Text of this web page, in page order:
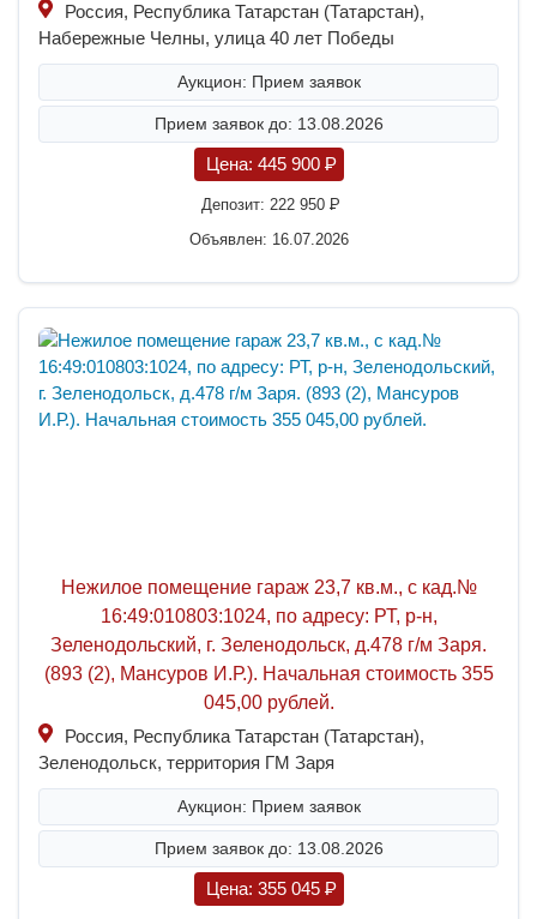
Россия, Республика Татарстан (Татарстан),
Набережные Челны, улица 40 лет Победы
Аукцион: Прием заявок
Прием заявок до: 13.08.2026
Цена: 445 900 P
Депозит: 222 950 P
Объявлен: 16.07.2026
Нежилое помещение гараж 23,7 кв.м., с кад.№
16:49:010803:1024, по адресу: РТ, р-н,
Зеленодольский, г. Зеленодольск, д.478 г/м Заря.
(893 (2), Мансуров И.Р.). Начальная стоимость 355
045,00 рублей.
Россия, Республика Татарстан (Татарстан),
Зеленодольск, территория ГМ Заря
Аукцион: Прием заявок
Прием заявок до: 13.08.2026
Цена: 355 045 P